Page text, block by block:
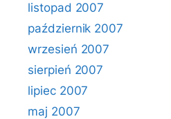
listopad 2007
październik 2007
wrzesień 2007
sierpień 2007
lipiec 2007
maj 2007